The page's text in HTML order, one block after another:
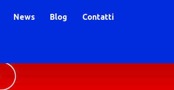
News Blog Contatti